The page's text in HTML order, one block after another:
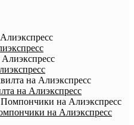
на Алиэкспресс
на Алиэкспресс